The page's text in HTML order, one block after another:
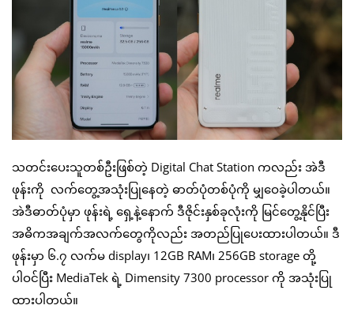
သတင်းပေးသူတစ်ဦးဖြစ်တဲ့ Digital Chat Station ကလည်း အဲဒီ
ဖုန်းကို လက်တွေ့အသုံးပြုနေတဲ့ ဓာတ်ပုံတစ်ပုံကို မျှဝေခဲ့ပါတယ်။
အဲဒီဓာတ်ပုံမှာ ဖုန်းရဲ့ ရှေ့နဲ့နောက် ဒီဇိုင်းနှစ်ခုလုံးကို မြင်တွေ့နိုင်ပြီး
အဓိကအချက်အလက်တွေကိုလည်း အတည်ပြုပေးထားပါတယ်။ ဒီ
ဖုန်းမှာ ၆.၇ လက်မ display၊ 12GB RAM၊ 256GB storage တို့
ပါဝင်ပြီး MediaTek ရဲ့ Dimensity 7300 processor ကို အသုံးပြု
ထားပါတယ်။